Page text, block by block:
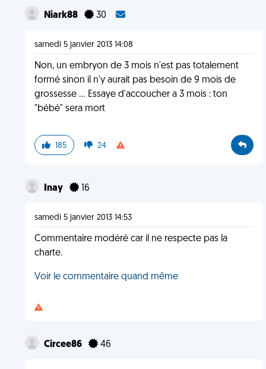
Niark88 30
samedi 5 janvier 2013 14:08
Non, un embryon de 3 mois n'est pas totalement
formé sinon il n'y aurait pas besoin de 9 mois de
grossesse ... Essaye d'accoucher a 3 mois : ton
"bébé" sera mort
185 24
Inay 16
samedi 5 janvier 2013 14:53
Commentaire modéré car il ne respecte pas la
charte.
Voir le commentaire quand même
Circee86 46